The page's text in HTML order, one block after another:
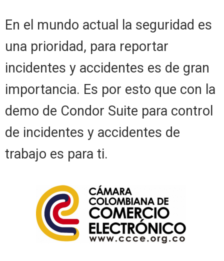
En el mundo actual la seguridad es
una prioridad, para reportar
incidentes y accidentes es de gran
importancia. Es por esto que con la
demo de Condor Suite para control
de incidentes y accidentes de
trabajo es para ti.